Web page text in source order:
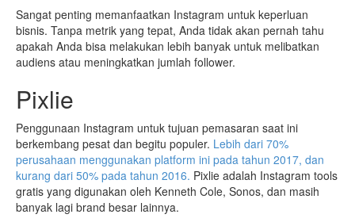
Sangat penting memanfaatkan Instagram untuk keperluan
bisnis. Tanpa metrik yang tepat, Anda tidak akan pernah tahu
apakah Anda bisa melakukan lebih banyak untuk melibatkan
audiens atau meningkatkan jumlah follower.
Pixlie
Penggunaan Instagram untuk tujuan pemasaran saat ini
berkembang pesat dan begitu populer. Lebih dari 70%
perusahaan menggunakan platform ini pada tahun 2017, dan
kurang dari 50% pada tahun 2016. Pixlie adalah Instagram tools
gratis yang digunakan oleh Kenneth Cole, Sonos, dan masih
banyak lagi brand besar lainnya.